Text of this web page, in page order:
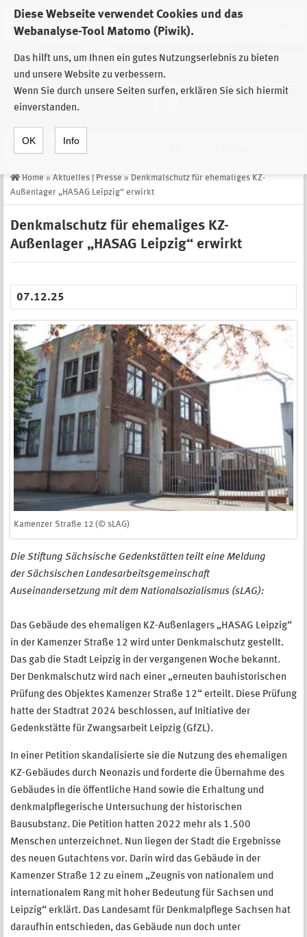
Diese Webseite verwendet Cookies und das
Webanalyse-Tool Matomo (Piwik).
Das hilft uns, um Ihnen ein gutes Nutzungserlebnis zu bieten
und unsere Website zu verbessern.
Wenn Sie durch unsere Seiten surfen, erklären Sie sich hiermit
einverstanden.
OK Info
Zur Auswahl der Einrichtungen der
Stiftung Sächsische Gedenkstätten
Home » Aktuelles | Presse » Denkmalschutz für ehemaliges KZ-
Außenlager „HASAG Leipzig“ erwirkt
Denkmalschutz für ehemaliges KZ-
Außenlager „HASAG Leipzig“ erwirkt
07.12.25
Kamenzer Straße 12 (© sLAG)
Die Stiftung Sächsische Gedenkstätten teilt eine Meldung
der Sächsischen Landesarbeitsgemeinschaft
Auseinandersetzung mit dem Nationalsozialismus (sLAG):
Das Gebäude des ehemaligen KZ-Außenlagers „HASAG Leipzig“
in der Kamenzer Straße 12 wird unter Denkmalschutz gestellt.
Das gab die Stadt Leipzig in der vergangenen Woche bekannt.
Der Denkmalschutz wird nach einer „erneuten bauhistorischen
Prüfung des Objektes Kamenzer Straße 12“ erteilt. Diese Prüfung
hatte der Stadtrat 2024 beschlossen, auf Initiative der
Gedenkstätte für Zwangsarbeit Leipzig (GfZL).
In einer Petition skandalisierte sie die Nutzung des ehemaligen
KZ-Gebäudes durch Neonazis und forderte die Übernahme des
Gebäudes in die öffentliche Hand sowie die Erhaltung und
denkmalpflegerische Untersuchung der historischen
Bausubstanz. Die Petition hatten 2022 mehr als 1.500
Menschen unterzeichnet. Nun liegen der Stadt die Ergebnisse
des neuen Gutachtens vor. Darin wird das Gebäude in der
Kamenzer Straße 12 zu einem „Zeugnis von nationalem und
internationalem Rang mit hoher Bedeutung für Sachsen und
Leipzig“ erklärt. Das Landesamt für Denkmalpflege Sachsen hat
daraufhin entschieden, das Gebäude nun doch unter